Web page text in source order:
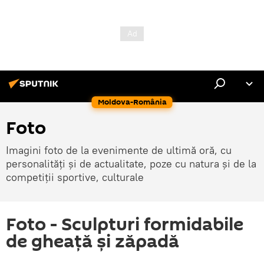
Moldova-România
Foto
Imagini foto de la evenimente de ultimă oră, cu
personalități și de actualitate, poze cu natura și de la
competiții sportive, culturale
Foto - Sculpturi formidabile
de gheață și zăpadă